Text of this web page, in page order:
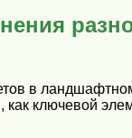
в
как ключевой